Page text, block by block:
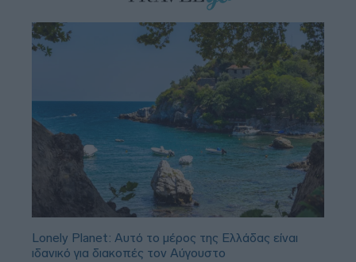
Lonely Planet: Αυτό το μέρος της Ελλάδας είναι
ιδανικό για διακοπές τον Αύγουστο